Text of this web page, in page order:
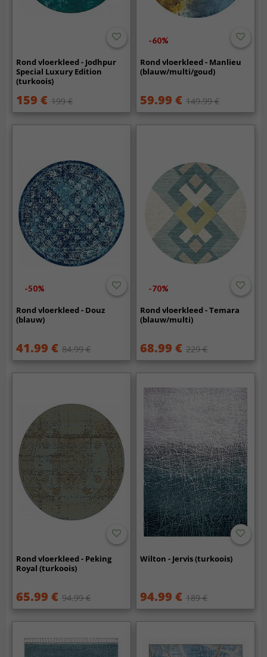
Rond vloerkleed - Jodhpur
Special Luxury Edition
(turkoois)
159 € 199 €
-60%
Rond vloerkleed - Manlieu
(blauw/multi/goud)
59.99 € 149.99 €
-50%
Rond vloerkleed - Douz
(blauw)
41.99 € 84.99 €
-70%
Rond vloerkleed - Temara
(blauw/multi)
68.99 € 229 €
Rond vloerkleed - Peking
Royal (turkoois)
65.99 € 94.99 €
Wilton - Jervis (turkoois)
94.99 € 189 €